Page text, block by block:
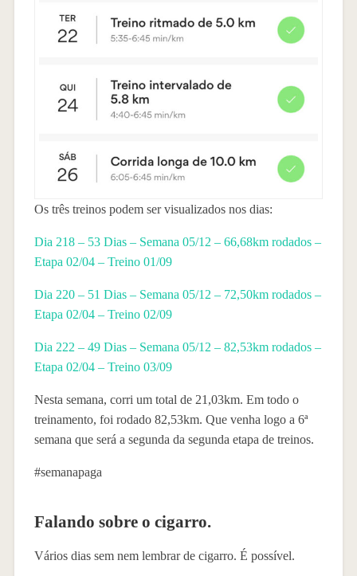
Os três treinos podem ser visualizados nos dias:
Dia 218 – 53 Dias – Semana 05/12 – 66,68km rodados –
Etapa 02/04 – Treino 01/09
Dia 220 – 51 Dias – Semana 05/12 – 72,50km rodados –
Etapa 02/04 – Treino 02/09
Dia 222 – 49 Dias – Semana 05/12 – 82,53km rodados –
Etapa 02/04 – Treino 03/09
Nesta semana, corri um total de 21,03km. Em todo o
treinamento, foi rodado 82,53km. Que venha logo a 6ª
semana que será a segunda da segunda etapa de treinos.
#semanapaga
Falando sobre o cigarro.
Vários dias sem nem lembrar de cigarro. É possível.